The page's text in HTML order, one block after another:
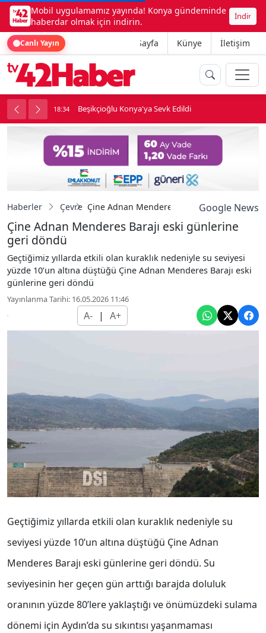
Mobil uygulamamız yayında! Konya gündeminde
haberdar olmak için indirin.
İndir
Canlı Yayın Ana Sayfa Künye İletişim
girdi 18:34 Beşikçioğlu Konya'ya Sevk Edildi
Haberler Çevre Çine Adnan Menderes Barajı eskiGoogle News
Çine Adnan Menderes Barajı eski günlerine
geri döndü
Geçtiğimiz yıllarda etkili olan kuraklık nedeniyle su seviyesi
yüzde 10’un altına düştüğü Çine Adnan Menderes Barajı eski
günlerine geri döndü
Yayınlanma Tarihi: 16.05.2026 11:46
A- | A+
Geçtiğimiz yıllarda etkili olan kuraklık nedeniyle su
seviyesi yüzde 10’un altına düştüğü Çine Adnan
Menderes Barajı eski günlerine geri döndü. Su
seviyesinin her geçen gün arttığı barajda doluluk
oranının yüzde 80’lere yaklaştığı ve önümüzdeki sulama
dönemi için Aydın’da su sıkıntısı yaşanmaması